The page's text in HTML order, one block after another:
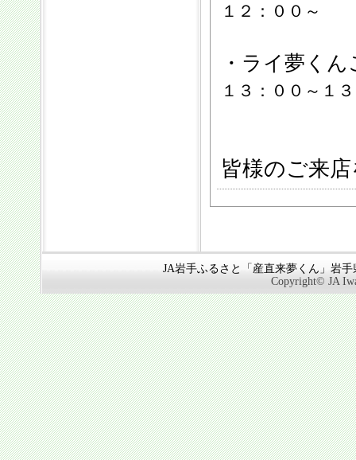
１２：００～
・ライ夢く
１３：００～１
皆様のご来
JA岩手ふるさと「産直来夢くん」岩
Copyright© JA